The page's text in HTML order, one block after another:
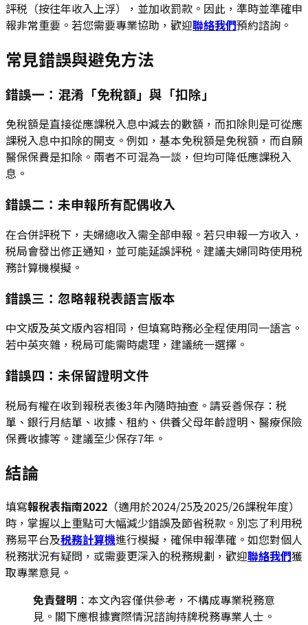
評税（按往年收入上浮），並加收罰款。因此，準時並準確申
報非常重要。若您需要專業協助，歡迎聯絡我們預約諮詢。
常見錯誤與避免方法
錯誤一：混淆「免稅額」與「扣除」
免稅額是直接從應課税入息中減去的數額，而扣除則是可從應
課税入息中扣除的開支。例如，基本免稅額是免稅額，而自願
醫保保費是扣除。兩者不可混為一談，但均可降低應課税入
息。
錯誤二：未申報所有配偶收入
在合併評税下，夫婦總收入需全部申報。若只申報一方收入，
税局會發出修正通知，並可能延誤評税。建議夫婦同時使用税
務計算機模擬。
錯誤三：忽略報税表語言版本
中文版及英文版內容相同，但填寫時務必全程使用同一語言。
若中英夾雜，税局可能需時處理，建議統一選擇。
錯誤四：未保留證明文件
税局有權在收到報税表後3年內隨時抽查。請妥善保存：税
單、銀行月結單、收據、租約、供養父母年齡證明、醫療保險
保費收據等。建議至少保存7年。
結論
填寫報稅表指南2022 （適用於2024/25及2025/26課稅年度）
時，掌握以上重點可大幅減少錯誤及節省税款。別忘了利用税
務易平台及税務計算機進行模擬，確保申報準確。如您對個人
税務狀況有疑問，或需要更深入的税務規劃，歡迎聯絡我們獲
取專業意見。
免責聲明 ：本文內容僅供參考，不構成專業税務意
見。閣下應根據實際情況諮詢持牌税務專業人士。